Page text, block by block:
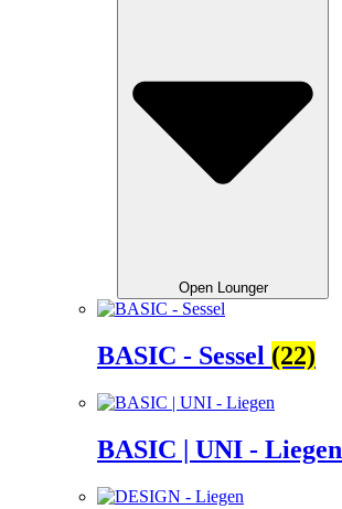
Open Lounger
BASIC - Sessel (22)
BASIC | UNI - Liegen